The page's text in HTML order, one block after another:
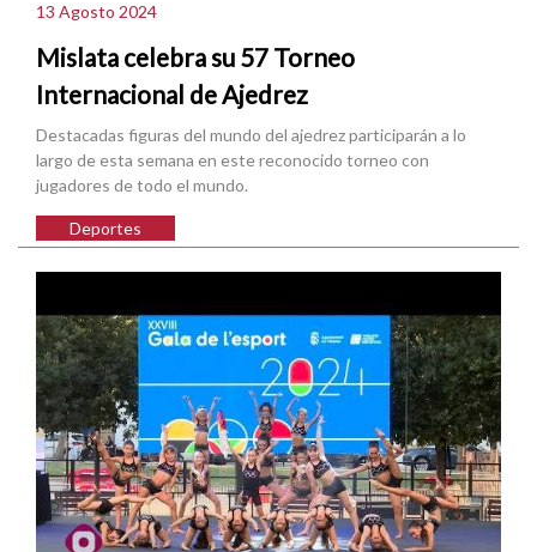
13 Agosto 2024
Mislata celebra su 57 Torneo
Internacional de Ajedrez
Destacadas figuras del mundo del ajedrez participarán a lo
largo de esta semana en este reconocido torneo con
jugadores de todo el mundo.
Deportes